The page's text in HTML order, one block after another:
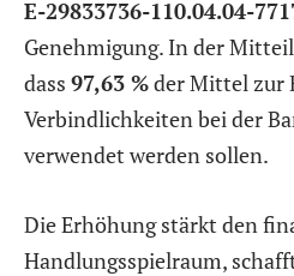
E-29833736-110.04.04-
Genehmigung. In der
dass 97,63 %der Mittel zur
Verbindlichkeiten bei der
verwendet werden sollen.
Die Erhöhung stärkt den
Handlungsspielraum,